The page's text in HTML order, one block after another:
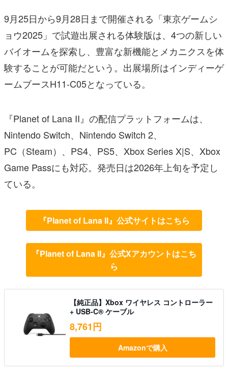
9月25日から9月28日まで開催される「東京ゲームシ
ョウ2025」で試遊出展される体験版は、4つの新しい
バイオームを探索し、豊富な新機能とメカニクスを体
験することが可能だという。出展場所はインディーゲ
ームブースH11-C05となっている。
『Planet of Lana II』の配信プラットフォームは、
Nintendo Switch、Nintendo Switch 2、
PC（Steam）、PS4、PS5、Xbox Series X|S、Xbox
Game Passにも対応。発売日は2026年上旬を予定し
ている。
『Planet of Lana II』公式サイトはこちら
『Planet of Lana II』公式Xアカウントはこち
ら
【純正品】Xbox ワイヤレス コントローラー
+ USB-C® ケーブル
8,761円
Amazonで購入